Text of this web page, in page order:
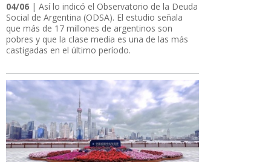
04/06 | Así lo indicó el Observatorio de la Deuda
Social de Argentina (ODSA). El estudio señala
que más de 17 millones de argentinos son
pobres y que la clase media es una de las más
castigadas en el último período.